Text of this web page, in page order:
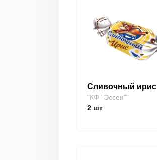
Сливочный ирис
"КФ "Эссен""
2 шт